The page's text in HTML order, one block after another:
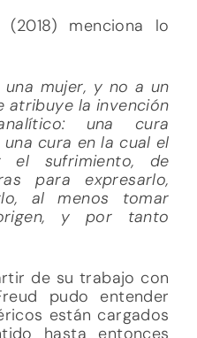
(2018) menciona lo
mujer, y no a un
atribuye la invención
una cura
cura en la cual el
el sufrimiento, de
para expresarlo,
al menos tomar
y por tanto
de su trabajo con
pudo entender
están cargados
hasta entonces